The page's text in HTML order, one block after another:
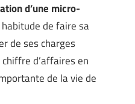
d’une micro-
de faire sa
de ses charges
d’affaires en
de la vie de